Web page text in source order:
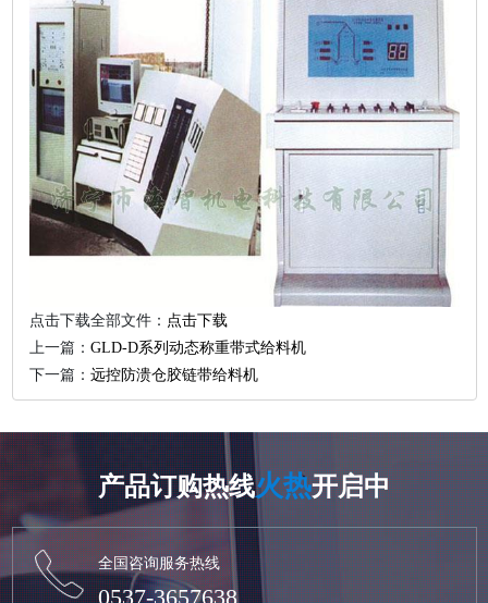
点击下载全部文件： 点击下载
上一篇： GLD-D系列动态称重带式给料机
下一篇： 远控防溃仓胶链带给料机
产品订购热线火热开启中
全国咨询服务热线
0537-3657638